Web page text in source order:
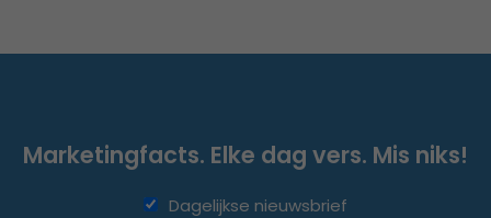
Marketingfacts. Elke dag vers. Mis niks!
Dagelijkse nieuwsbrief